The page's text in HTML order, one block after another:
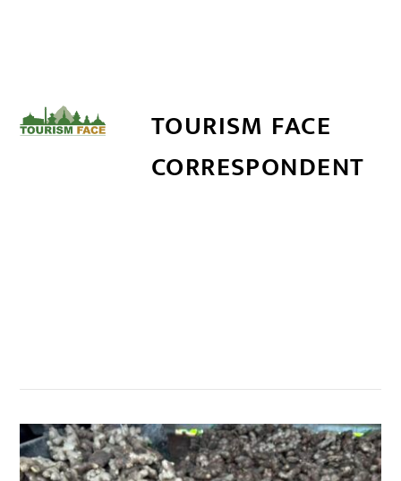
TOURISM FACE
CORRESPONDENT
,